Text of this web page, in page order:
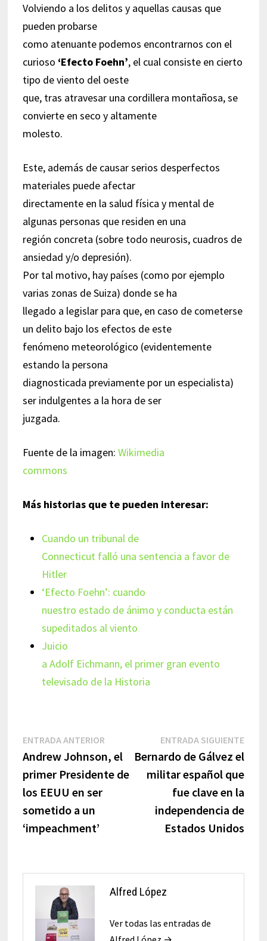
Volviendo a los delitos y aquellas causas que
pueden probarse
como atenuante podemos encontrarnos con el
curioso ‘Efecto Foehn’, el cual consiste en cierto
tipo de viento del oeste
que, tras atravesar una cordillera montañosa, se
convierte en seco y altamente
molesto.
Este, además de causar serios desperfectos
materiales puede afectar
directamente en la salud física y mental de
algunas personas que residen en una
región concreta (sobre todo neurosis, cuadros de
ansiedad y/o depresión).
Por tal motivo, hay países (como por ejemplo
varias zonas de Suiza) donde se ha
llegado a legislar para que, en caso de cometerse
un delito bajo los efectos de este
fenómeno meteorológico (evidentemente
estando la persona
diagnosticada previamente por un especialista)
ser indulgentes a la hora de ser
juzgada.
Fuente de la imagen: Wikimedia
commons
Más historias que te pueden interesar:
Cuando un tribunal de
Connecticut falló una sentencia a favor de
Hitler
‘Efecto Foehn’: cuando
nuestro estado de ánimo y conducta están
supeditados al viento
Juicio
a Adolf Eichmann, el primer gran evento
televisado de la Historia
Navegación
de
entradas
ENTRADA ANTERIOREntrada
anterior:
Andrew Johnson, el
primer Presidente de
los EEUU en ser
sometido a un
‘impeachment’
ENTRADA SIGUIENTE
Bernardo de Gálvez el
militar español que
fue clave en la
independencia de
Estados Unidos
Alfred López
Ver todas las entradas de